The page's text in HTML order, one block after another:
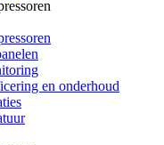
en onderhoud